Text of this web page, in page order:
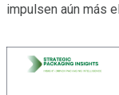
impulsen aún más